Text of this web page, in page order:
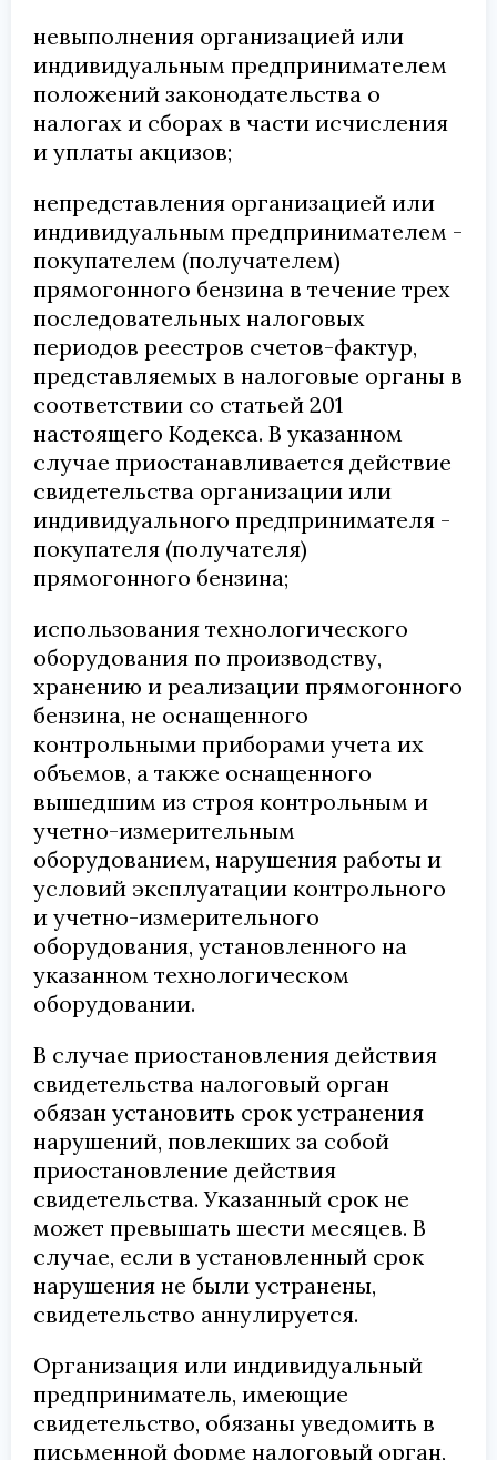
невыполнения организацией или
индивидуальным предпринимателем
положений законодательства о
налогах и сборах в части исчисления
и уплаты акцизов;
непредставления организацией или
индивидуальным предпринимателем -
покупателем (получателем)
прямогонного бензина в течение трех
последовательных налоговых
периодов реестров счетов-фактур,
представляемых в налоговые органы в
соответствии со статьей 201
настоящего Кодекса. В указанном
случае приостанавливается действие
свидетельства организации или
индивидуального предпринимателя -
покупателя (получателя)
прямогонного бензина;
использования технологического
оборудования по производству,
хранению и реализации прямогонного
бензина, не оснащенного
контрольными приборами учета их
объемов, а также оснащенного
вышедшим из строя контрольным и
учетно-измерительным
оборудованием, нарушения работы и
условий эксплуатации контрольного
и учетно-измерительного
оборудования, установленного на
указанном технологическом
оборудовании.
В случае приостановления действия
свидетельства налоговый орган
обязан установить срок устранения
нарушений, повлекших за собой
приостановление действия
свидетельства. Указанный срок не
может превышать шести месяцев. В
случае, если в установленный срок
нарушения не были устранены,
свидетельство аннулируется.
Организация или индивидуальный
предприниматель, имеющие
свидетельство, обязаны уведомить в
письменной форме налоговый орган,